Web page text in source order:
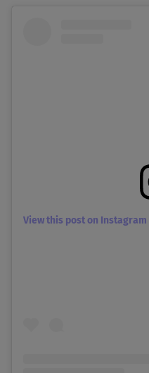
View this post on Instagram